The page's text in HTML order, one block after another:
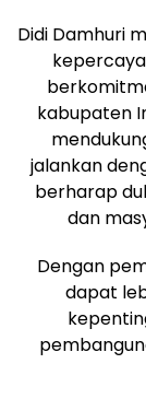
Didi Damhuri
kabupaten
jalankan
berharap
dan
Dengan
dapat